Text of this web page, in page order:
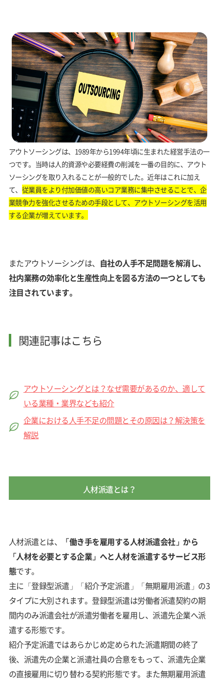
アウトソーシングは、1989年から1994年頃に生まれた経営手法の一
つです。当時は人的資源や必要経費の削減を一番の目的に、アウト
ソーシングを取り入れることが一般的でした。近年はこれに加え
て、 従業員をより付加価値の高いコア業務に集中させることで、企
業競争力を強化させるための手段として、アウトソーシングを活用
する企業が増えています。
またアウトソーシングは、 自社の人手不足問題を解消し、
社内業務の効率化と生産性向上を図る方法の一つとしても
注目されています。
関連記事はこちら
アウトソーシングとは？なぜ需要があるのか、適して
いる業種・業界なども紹介
企業における人手不足の問題とその原因は？解決策を
解説
人材派遣とは？
人材派遣とは、
「働き手を雇用する人材派遣会社」から
「人材を必要とする企業」へと人材を派遣するサービス形
態です。
主に「登録型派遣」「紹介予定派遣」「無期雇用派遣」の3
タイプに大別されます。登録型派遣は労働者派遣契約の期
間内のみ派遣会社が派遣労働者を雇用し、派遣先企業へ派
遣する形態です。
紹介予定派遣ではあらかじめ定められた派遣期間の終了
後、派遣先の企業と派遣社員の合意をもって、派遣先企業
の直接雇用に切り替わる契約形態です。また無期雇用派遣